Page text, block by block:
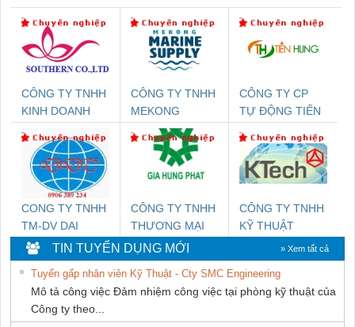
CÔNG TY TNHH
KINH DOANH
PHƯƠNG NAM
CÔNG TY TNHH
MEKONG
MARINE
SUPPLY
CÔNG TY CP
TỰ ĐỘNG TIẾN
CONG TY TNHH
TM-DV DAI
DONG THANH
CÔNG TY TNHH
THƯƠNG MẠI
DỊCH VỤ KỸ
THUẬT ĐIỆN CƠ
GIA HƯNG
PHÁT
CÔNG TY TNHH
KỸ THUẬT
KTECH VIỆT
NAM
TIN TUYỂN DỤNG MỚI » Xem tất cả
Tuyển gấp nhân viên Kỹ Thuật - Cty SMC Engineering
Mô tả công việc Đảm nhiệm công việc tại phòng kỹ thuật của
Công ty theo...